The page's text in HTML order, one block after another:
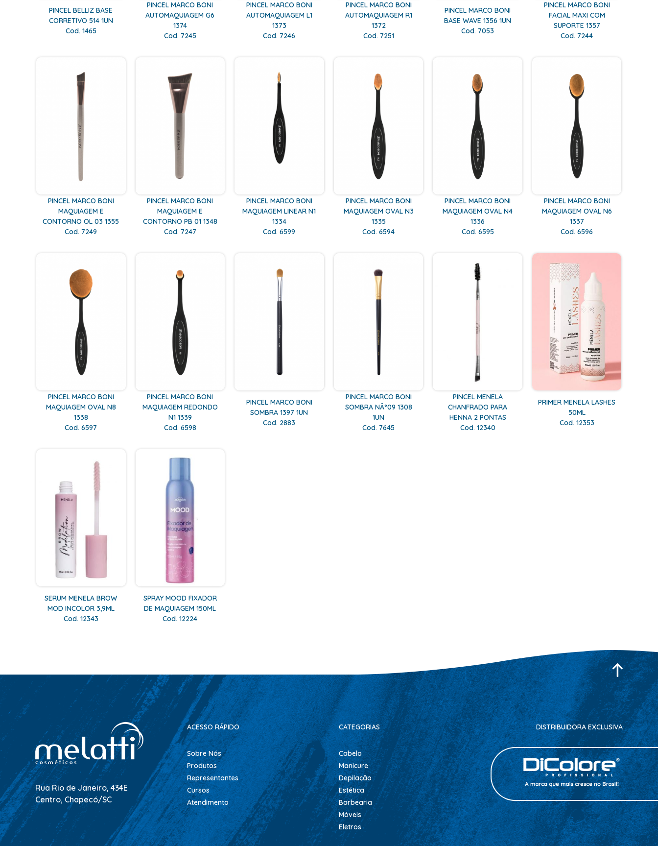
PINCEL BELLIZ BASE
CORRETIVO 514 1UN
Cod. 1465
PINCEL MARCO BONI
AUTOMAQUIAGEM G6
1374
Cod. 7245
PINCEL MARCO BONI
AUTOMAQUIAGEM L1
1373
Cod. 7246
PINCEL MARCO BONI
AUTOMAQUIAGEM R1
1372
Cod. 7251
PINCEL MARCO BONI
BASE WAVE 1356 1UN
Cod. 7053
PINCEL MARCO BONI
FACIAL MAXI COM
SUPORTE 1357
Cod. 7244
PINCEL MARCO BONI
MAQUIAGEM E
CONTORNO OL 03 1355
Cod. 7249
PINCEL MARCO BONI
MAQUIAGEM E
CONTORNO PB 01 1348
Cod. 7247
PINCEL MARCO BONI
MAQUIAGEM LINEAR N1
1334
Cod. 6599
PINCEL MARCO BONI
MAQUIAGEM OVAL N3
1335
Cod. 6594
PINCEL MARCO BONI
MAQUIAGEM OVAL N4
1336
Cod. 6595
PINCEL MARCO BONI
MAQUIAGEM OVAL N6
1337
Cod. 6596
PINCEL MARCO BONI
MAQUIAGEM OVAL N8
1338
Cod. 6597
PINCEL MARCO BONI
MAQUIAGEM REDONDO
N1 1339
Cod. 6598
PINCEL MARCO BONI
SOMBRA 1397 1UN
Cod. 2883
PINCEL MARCO BONI
SOMBRA NÂ°09 1308
1UN
Cod. 7645
PINCEL MENELA
CHANFRADO PARA
HENNA 2 PONTAS
Cod. 12340
PRIMER MENELA LASHES
50ML
Cod. 12353
SERUM MENELA BROW
MOD INCOLOR 3,9ML
Cod. 12343
SPRAY MOOD FIXADOR
DE MAQUIAGEM 150ML
Cod. 12224
Rua Rio de Janeiro, 434E
Centro, Chapecó/SC
ACESSO RÁPIDO
Sobre Nós
Produtos
Representantes
Cursos
Atendimento
CATEGORIAS
Cabelo
Manicure
Depilação
Estética
Barbearia
Móveis
Eletros
DISTRIBUIDORA EXCLUSIVA